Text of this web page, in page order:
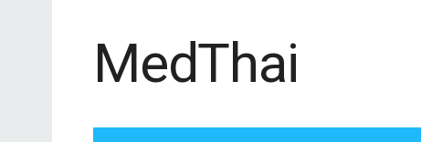
MedThai